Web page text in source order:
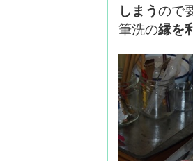
しまうので
筆洗の縁を